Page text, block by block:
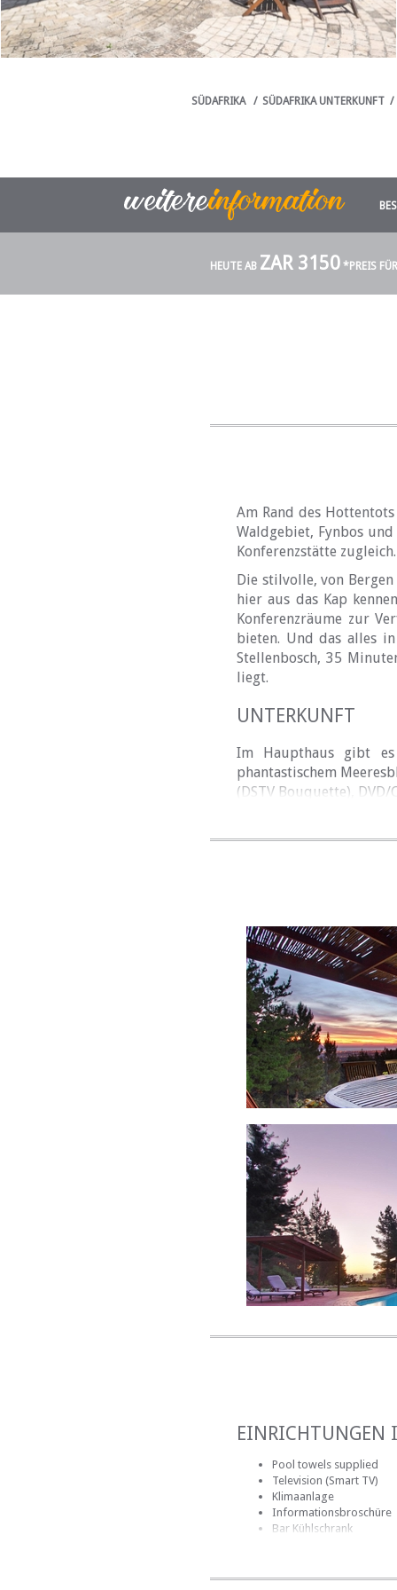
SÜDAFRIKA / SÜDAFRIKA UNTERKUNFT /
HEUTE AB ZAR 3150 *PREIS
Am Rand des
Waldgebiet, Fynbos
Konferenzstätte zugleich.
Die stilvolle, von
hier aus das Kap
Konferenzräume zur
bieten. Und das alles
Stellenbosch, 35
liegt.
UNTERKUNFT
Im Haupthaus gibt
phantastischem
(DSTV Bouquette),
elektrische
Genießen Sie
hergestellten
Sonnenuntergang auf
KONFERENZEN
Die Lalapanzi Lodge
Der voll
Panoramaausblick
Verfügung. Der
Wünsche zugeschnitten
• Besuch
• Strand
• Surfen, Bodyboarding
• Wasserski
• Reiten durch
EINRICHTUNGEN
Pool towels supplied
Television (Smart TV)
Klimaanlage
Informationsbroschüre
Bar Kühlschrank
Badezimmer